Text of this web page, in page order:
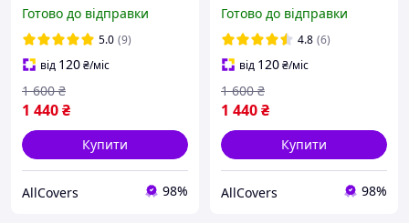
монет | Альбом для
нумізматики | Чорний
Готово до відправки
5.0 (9)
від 120₴/міс
1 440₴
1 600 ₴
Купити
AllCovers 98%
монет | Альбом для
нумізматики | Бордо
Готово до відправки
4.8 (6)
від 120₴/міс
1 440₴
1 600 ₴
Купити
AllCovers 98%